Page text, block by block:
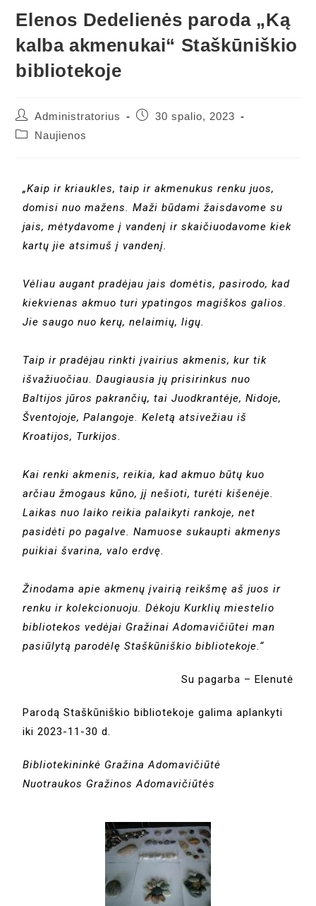
Elenos Dedelienės paroda „Ką
kalba akmenukai“ Staškūniškio
bibliotekoje
Administratorius
30 spalio, 2023
Naujienos
„Kaip ir kriaukles, taip ir akmenukus renku juos,
domisi nuo mažens. Maži būdami žaisdavome su
jais, mėtydavome į vandenį ir skaičiuodavome kiek
kartų jie atsimuš į vandenį.
Vėliau augant pradėjau jais domėtis, pasirodo, kad
kiekvienas akmuo turi ypatingos magiškos galios.
Jie saugo nuo kerų, nelaimių, ligų.
Taip ir pradėjau rinkti įvairius akmenis, kur tik
išvažiuočiau. Daugiausia jų prisirinkus nuo
Baltijos jūros pakrančių, tai Juodkrantėje, Nidoje,
Šventojoje, Palangoje. Keletą atsivežiau iš
Kroatijos, Turkijos.
Kai renki akmenis, reikia, kad akmuo būtų kuo
arčiau žmogaus kūno, jį nešioti, turėti kišenėje.
Laikas nuo laiko reikia palaikyti rankoje, net
pasidėti po pagalve. Namuose sukaupti akmenys
puikiai švarina, valo erdvę.
Žinodama apie akmenų įvairią reikšmę aš juos ir
renku ir kolekcionuoju. Dėkoju Kurklių miestelio
bibliotekos vedėjai Gražinai Adomavičiūtei man
pasiūlytą parodėlę Staškūniškio bibliotekoje.“
Su pagarba – Elenutė
Parodą Staškūniškio bibliotekoje galima aplankyti
iki 2023-11-30 d.
Bibliotekininkė Gražina Adomavičiūtė
Nuotraukos Gražinos Adomavičiūtės